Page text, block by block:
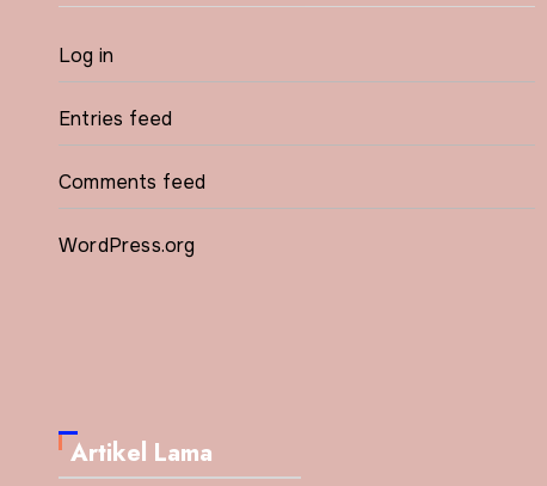
Log in
Entries feed
Comments feed
WordPress.org
Artikel Lama